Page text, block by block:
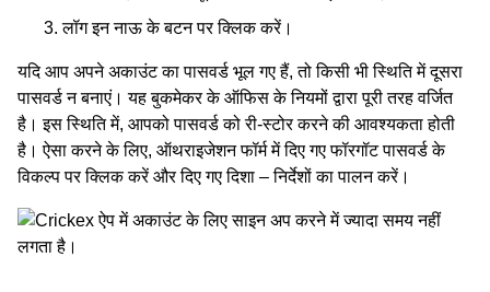
लॉग इन नाऊ के बटन पर क्लिक करें।
यदि आप अपने अकाउंट का पासवर्ड भूल गए हैं, तो किसी भी स्थिति में दूसरा
पासवर्ड न बनाएं। यह बुकमेकर के ऑफिस के नियमों द्वारा पूरी तरह वर्जित
है। इस स्थिति में, आपको पासवर्ड को री-स्टोर करने की आवश्यकता होती
है। ऐसा करने के लिए, ऑथराइजेशन फॉर्म में दिए गए फॉरगॉट पासवर्ड के
विकल्‍प पर क्लिक करें और दिए गए दिशा – निर्देशों का पालन करें।